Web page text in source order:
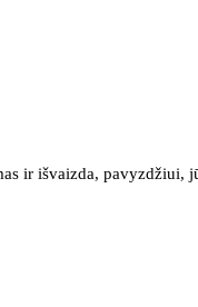
ir išvaizda, pavyzdžiui,